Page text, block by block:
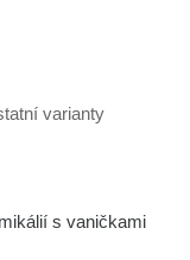
varianty
s vaničkami